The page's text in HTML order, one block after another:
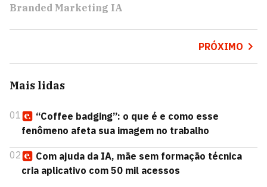
Branded Marketing IA
PRÓXIMO
Mais lidas
01
“Coffee badging”: o que é e como esse
fenômeno afeta sua imagem no trabalho
02
Com ajuda da IA, mãe sem formação técnica
cria aplicativo com 50 mil acessos